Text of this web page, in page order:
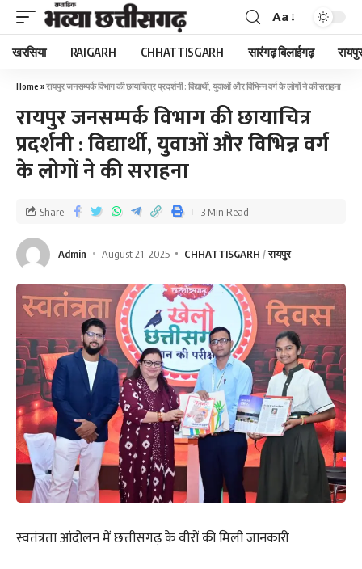
Aa
खरसिया RAIGARH CHHATTISGARH सारंगढ़ बिलाईगढ़
Home »रायपुर जनसम्पर्क विभाग की छायाचित्र प्रदर्शनी : विद्यार्थी, युवाओं और विभिन्न वर्ग के लोगों ने की सराहना
रायपुर जनसम्पर्क विभाग की छायाचित्र
प्रदर्शनी : विद्यार्थी, युवाओं और विभिन्न वर्ग
के लोगों ने की सराहना
Admin August 21, 2025 CHHATTISGARH रायपुर
Share 3 Min Read
स्वतंत्रता आंदोलन में छत्तीसगढ़ के वीरों की मिली जानकारी